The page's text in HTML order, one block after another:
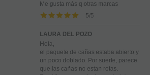
Me gusta más q otras marcas
5/5
LAURA DEL POZO
Hola,
el paquete de cañas estaba abierto y
un poco doblado. Por suerte, parece
que las cañas no estan rotas.